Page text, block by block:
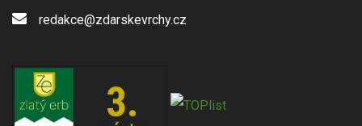
redakce@zdarskevrchy.cz